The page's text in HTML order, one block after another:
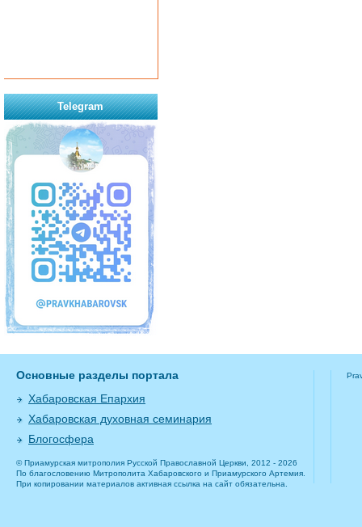
Telegram
Основные разделы портала
Хабаровская Епархия
Хабаровская духовная семинария
Блогосфера
© Приамурская митрополия Русской Православной Церкви, 2012 - 2026
По благословению Митрополита Хабаровского и Приамурского Артемия.
При копировании материалов активная ссылка на сайт обязательна.